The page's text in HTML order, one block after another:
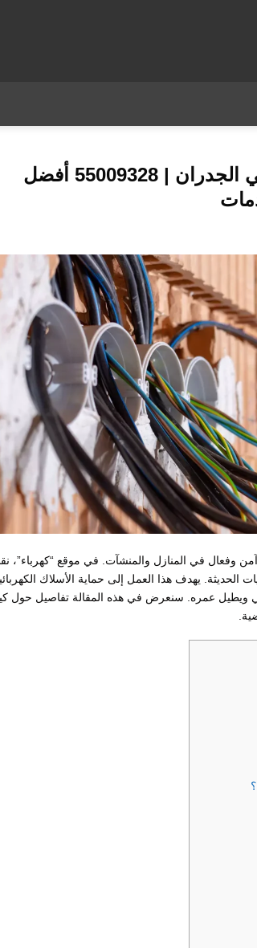
شركة كهرباء لتمديد مواسير الكهرباء في الجدران | 55009328 أفضل
وفعال في المنازل والمنشآت. في موقع “كهرباء”،
الحديثة. يهدف هذا العمل إلى حماية الأسلاك
ويطيل عمره. سنعرض في هذه المقالة تفاصيل حول